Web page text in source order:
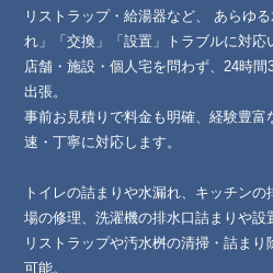
リストラップ・給湯器など、 あらゆ
れ」「交換」「設置」トラブルに対応
店舗・施設・個人宅を問わず、24時
出張。
事前お見積りで料金も明確、経験豊富
速・丁寧に対応します。
トイレの詰まりや水漏れ、キッチン
場の修理、洗濯機の排水口詰まりや
リストラップや汚水桝の清掃・詰ま
可能。